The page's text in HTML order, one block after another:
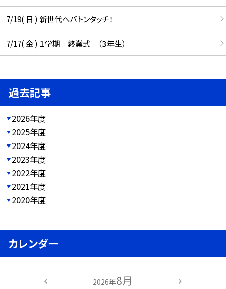
7/19( 日 ) 新世代へバトンタッチ！
7/17( 金 ) １学期 終業式 （３年生）
過去記事
2026年度
2025年度
2024年度
2023年度
2022年度
2021年度
2020年度
カレンダー
2026年8月